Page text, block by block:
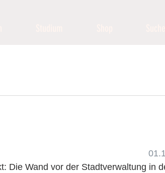
Die Wand vor der Stadtverwaltung in